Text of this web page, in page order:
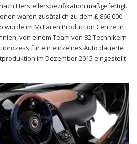
Herstellerspezifikation maßgefertigt.
waren zusätzlich zu dem £ 866.000-
wurde im McLaren Production Centre in
von einem Team von 82 Technikern
für ein einzelnes Auto dauerte
im Dezember 2015 eingestellt